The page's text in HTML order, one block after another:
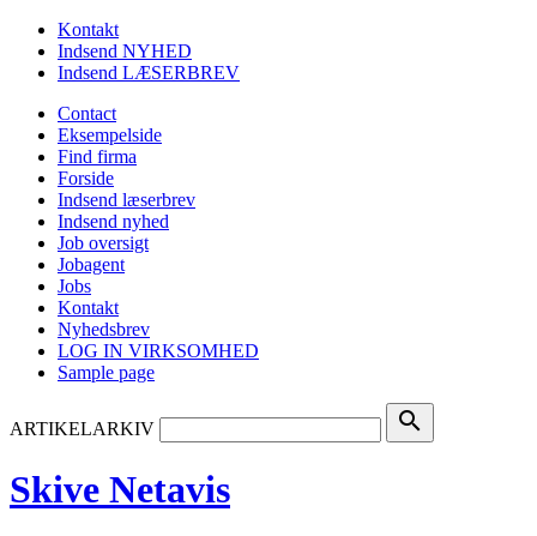
Kontakt
Indsend NYHED
Indsend LÆSERBREV
Contact
Eksempelside
Find firma
Forside
Indsend læserbrev
Indsend nyhed
Job oversigt
Jobagent
Jobs
Kontakt
Nyhedsbrev
LOG IN VIRKSOMHED
Sample page
ARTIKELARKIV search
Skive Netavis